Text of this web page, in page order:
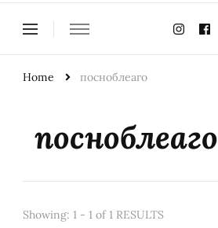
Home посноблеаго
посноблеаго
Showing: 1 - 1 of 1 RESULTS